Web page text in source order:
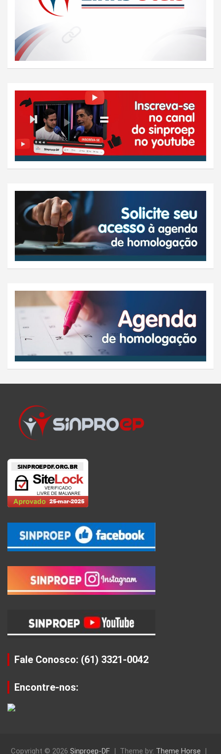
Fale Conosco: (61) 3321-0042
Encontre-nos:
Copyright © 2026 Sinproep-DF Theme by: Theme Horse